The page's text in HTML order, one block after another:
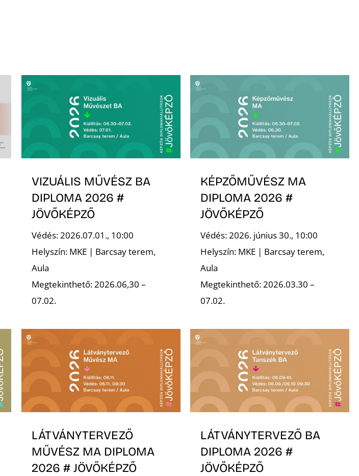
VIZUÁLIS MŰVÉSZ BA
DIPLOMA 2026 #
JÖVŐKÉPZŐ
Védés: 2026.07.01., 10:00
Helyszín: MKE | Barcsay terem,
Aula
Megtekinthető: 2026.06,30 –
07.02.
KÉPZŐMŰVÉSZ MA
DIPLOMA 2026 #
JÖVŐKÉPZŐ
Védés: 2026. június 30., 10:00
Helyszín: MKE | Barcsay terem,
Aula
Megtekinthető: 2026.03.30 –
07.02.
LÁTVÁNYTERVEZŐ
MŰVÉSZ MA DIPLOMA
2026 # JÖVŐKÉPZŐ
LÁTVÁNYTERVEZŐ BA
DIPLOMA 2026 #
JÖVŐKÉPZŐ